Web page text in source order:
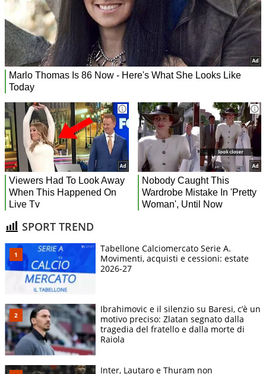
SPORT TREND
Tabellone Calciomercato Serie A.
Movimenti, acquisti e cessioni: estate
2026-27
Ibrahimovic e il silenzio su Baresi, c’è un
motivo preciso: Zlatan segnato dalla
tragedia del fratello e dalla morte di
Raiola
Inter, Lautaro e Thuram non